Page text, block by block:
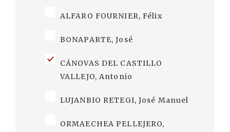
ALFARO FOURNIER, Félix
BONAPARTE, José
CÁNOVAS DEL CASTILLO
VALLEJO, Antonio
LUJANBIO RETEGI, José Manuel
ORMAECHEA PELLEJERO,